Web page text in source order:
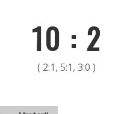
10 : 2
( 2:1, 5:1, 3:0 )